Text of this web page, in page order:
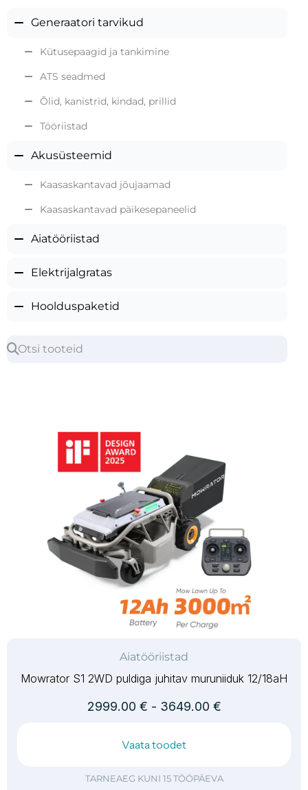
Generaatori tarvikud
Kütusepaagid ja tankimine
ATS seadmed
Õlid, kanistrid, kindad, prillid
Tööriistad
Akusüsteemid
Kaasaskantavad jõujaamad
Kaasaskantavad päikesepaneelid
Aiatööriistad
Elektrijalgratas
Hoolduspaketid
Aiatööriistad
Mowrator S1 2WD puldiga juhitav muruniiduk 12/18aH
2999.00 € - 3649.00 €
Vaata toodet
TARNEAEG KUNI 15 TÖÖPÄEVA